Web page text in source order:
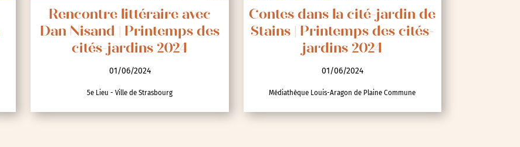
Rencontre littéraire avec
Dan Nisand | Printemps des
cités-jardins 2024
01/06/2024
5e Lieu - Ville de Strasbourg
Contes dans la cité-jardin de
Stains | Printemps des cités-
jardins 2024
01/06/2024
Médiathèque Louis-Aragon de Plaine Commune